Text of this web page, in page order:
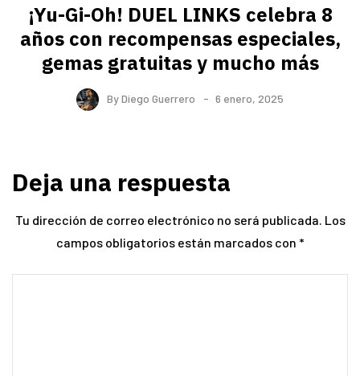
¡Yu-Gi-Oh! DUEL LINKS celebra 8
años con recompensas especiales,
gemas gratuitas y mucho más
ByDiego Guerrero 6 enero, 2025
Deja una respuesta
Tu dirección de correo electrónico no será publicada. Los
campos obligatorios están marcados con *